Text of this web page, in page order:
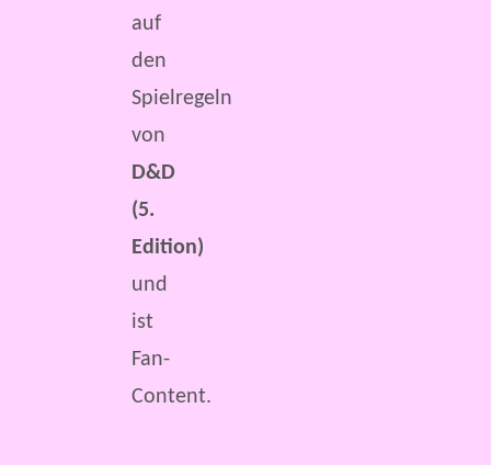
auf
den
Spielregeln
von
D&D
(5.
Edition)
und
ist
Fan-
Content.